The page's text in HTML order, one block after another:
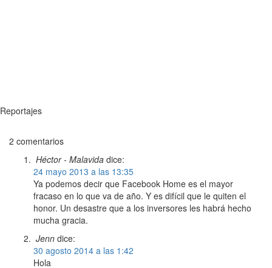
Reportajes
2 comentarios
Héctor - Malavida dice:
24 mayo 2013 a las 13:35
Ya podemos decir que Facebook Home es el mayor
fracaso en lo que va de año. Y es difícil que le quiten el
honor. Un desastre que a los inversores les habrá hecho
mucha gracia.
Jenn dice:
30 agosto 2014 a las 1:42
Hola